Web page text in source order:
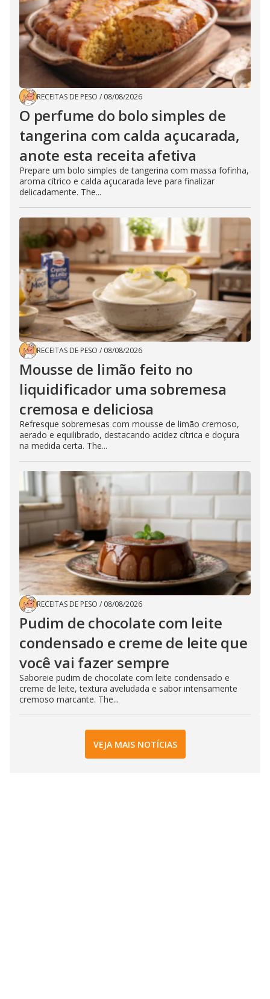
RECEITAS DE PESO / 08/08/2026
O perfume do bolo simples de
tangerina com calda açucarada,
anote esta receita afetiva
Prepare um bolo simples de tangerina com massa fofinha,
aroma cítrico e calda açucarada leve para finalizar
delicadamente. The...
RECEITAS DE PESO / 08/08/2026
Mousse de limão feito no
liquidificador uma sobremesa
cremosa e deliciosa
Refresque sobremesas com mousse de limão cremoso,
aerado e equilibrado, destacando acidez cítrica e doçura
na medida certa. The...
RECEITAS DE PESO / 08/08/2026
Pudim de chocolate com leite
condensado e creme de leite que
você vai fazer sempre
Saboreie pudim de chocolate com leite condensado e
creme de leite, textura aveludada e sabor intensamente
cremoso marcante. The...
VEJA MAIS NOTÍCIAS